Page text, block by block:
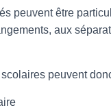
peuvent être
aux
peuvent